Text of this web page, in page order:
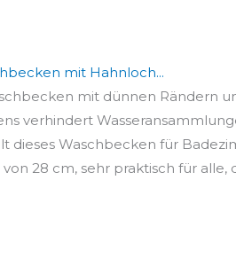
mit Hahnloch...
mit dünnen Rändern
verhindert
dieses Waschbecken für
28 cm, sehr praktisch für alle,